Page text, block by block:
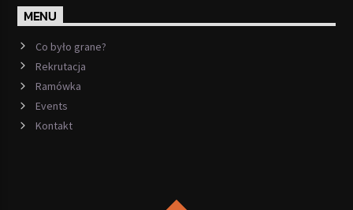
MENU
Co było grane?
Rekrutacja
Ramówka
Events
Kontakt